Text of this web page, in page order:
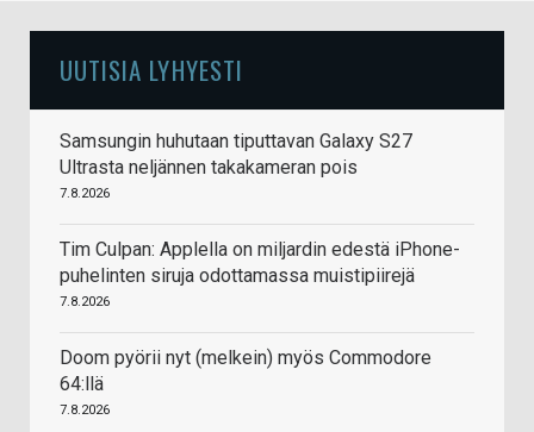
HAKU
UUTISIA LYHYESTI
Samsungin huhutaan tiputtavan Galaxy S27
Ultrasta neljännen takakameran pois
7.8.2026
Tim Culpan: Applella on miljardin edestä iPhone-
puhelinten siruja odottamassa muistipiirejä
7.8.2026
Doom pyörii nyt (melkein) myös Commodore
64:llä
7.8.2026